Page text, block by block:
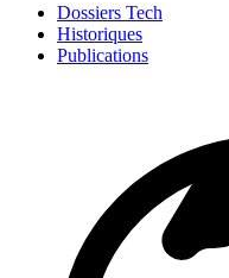
Dossiers Tech
Historiques
Publications